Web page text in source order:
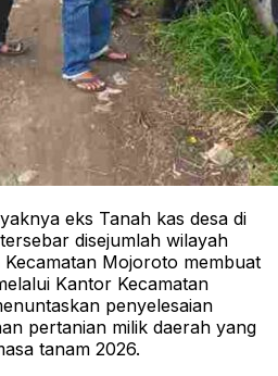
eks Tanah kas desa di
disejumlah wilayah
Mojoroto membuat
Kantor Kecamatan
penyelesaian
pertanian milik daerah yang
tanam 2026.